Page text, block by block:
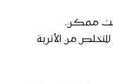
ممكن.
من الأتربة